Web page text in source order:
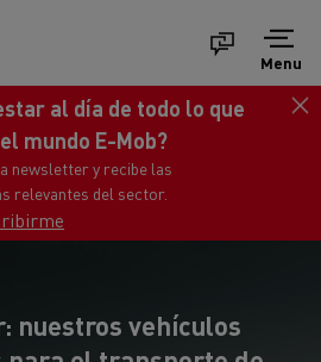
Menu
nuevo Renault Trucks
con nosotros
el transporte de